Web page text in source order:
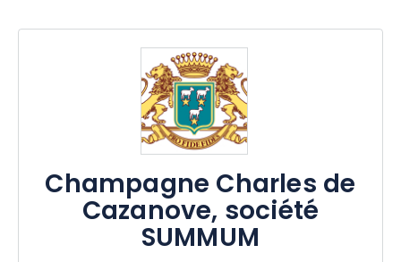
Champagne Charles de
Cazanove, société
SUMMUM